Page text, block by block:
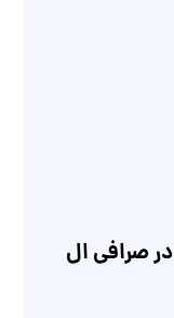
لیست شدن ارز دیجیتال TDX در صرافی ال